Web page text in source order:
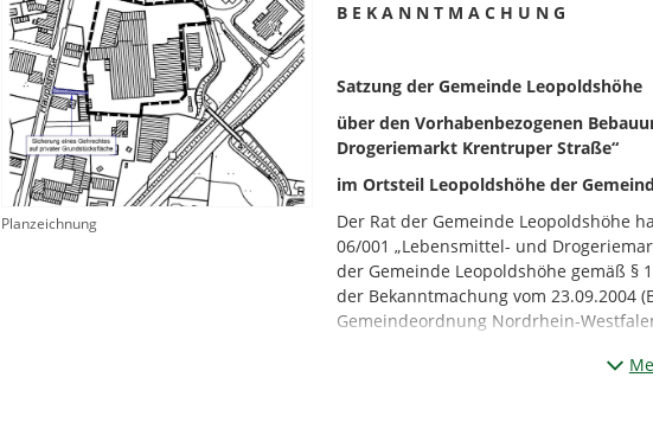
Planzeichnung
B E K A N N T M A C H U N G
Satzung der Gemeinde Leopoldshöhe
über den Vorhabenbezogenen
Drogeriemarkt Krentruper Straße“
im Ortsteil Leopoldshöhe der
Der Rat der Gemeinde Leopoldshöhe
06/001 „Lebensmittel- und
der Gemeinde Leopoldshöhe gemäß §
der Bekanntmachung vom 23.09.2004
Gemeindeordnung Nordrhein-